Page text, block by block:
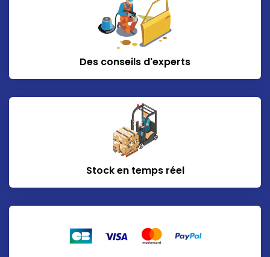
Des conseils d'experts
Stock en temps réel